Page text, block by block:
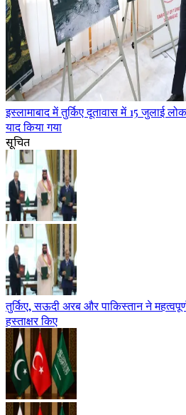
इस्लामाबाद में तुर्किए दूतावास में 15 जुलाई
याद किया गया
सूचित
तुर्किए, सऊदी अरब और पाकिस्तान ने
हस्ताक्षर किए